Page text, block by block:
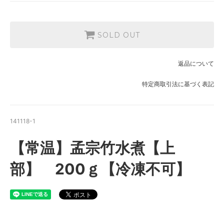
SOLD OUT
返品について
特定商取引法に基づく表記
141118-1
【常温】孟宗竹水煮【上
部】 200ｇ【冷凍不可】